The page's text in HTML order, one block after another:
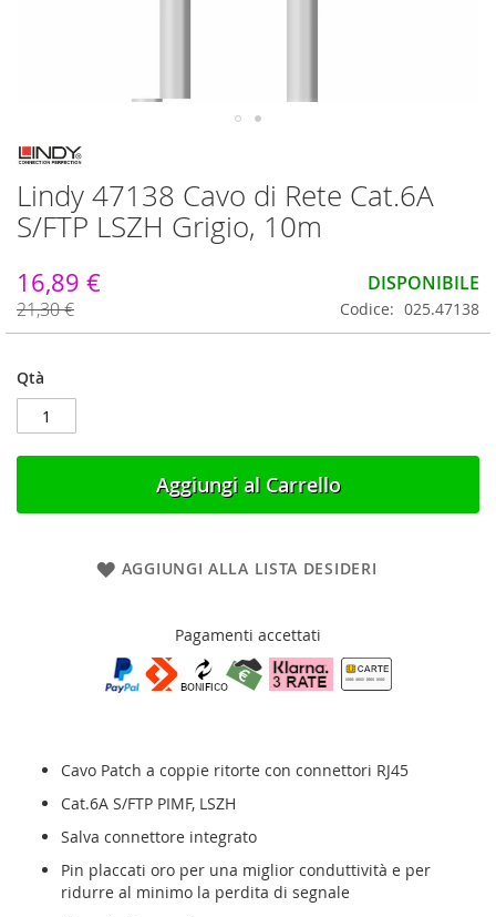
Vai
all'inizio
della
galleria
di
Lindy 47138 Cavo di Rete Cat.6A
S/FTP LSZH Grigio, 10m
16,89 €
21,30 €
DISPONIBILE
Codice 025.47138
Qtà
Aggiungi al Carrello
AGGIUNGI ALLA LISTA DESIDERI
Pagamenti accettati
Cavo Patch a coppie ritorte con connettori RJ45
Cat.6A S/FTP PIMF, LSZH
Salva connettore integrato
Pin placcati oro per una miglior conduttività e per
ridurre al minimo la perdita di segnale